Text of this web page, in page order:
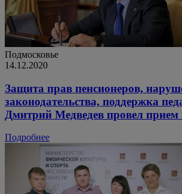
Подмосковье
14.12.2020
Защита прав пенсионеров,
законодательства, поддержка
Дмитрий Медведев провел
Подробнее